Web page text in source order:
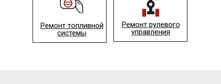
Ремонт рулевого
управления
Ремонт топливной
системы